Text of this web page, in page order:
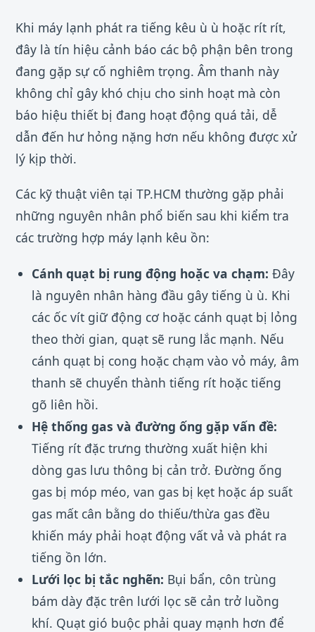
Khi máy lạnh phát ra tiếng kêu ù ù hoặc rít rít,
đây là tín hiệu cảnh báo các bộ phận bên trong
đang gặp sự cố nghiêm trọng. Âm thanh này
không chỉ gây khó chịu cho sinh hoạt mà còn
báo hiệu thiết bị đang hoạt động quá tải, dễ
dẫn đến hư hỏng nặng hơn nếu không được xử
lý kịp thời.
Các kỹ thuật viên tại TP.HCM thường gặp phải
những nguyên nhân phổ biến sau khi kiểm tra
các trường hợp máy lạnh kêu ồn:
Cánh quạt bị rung động hoặc va chạm: Đây
là nguyên nhân hàng đầu gây tiếng ù ù. Khi
các ốc vít giữ động cơ hoặc cánh quạt bị lỏng
theo thời gian, quạt sẽ rung lắc mạnh. Nếu
cánh quạt bị cong hoặc chạm vào vỏ máy, âm
thanh sẽ chuyển thành tiếng rít hoặc tiếng
gõ liên hồi.
Hệ thống gas và đường ống gặp vấn đề:
Tiếng rít đặc trưng thường xuất hiện khi
dòng gas lưu thông bị cản trở. Đường ống
gas bị móp méo, van gas bị kẹt hoặc áp suất
gas mất cân bằng do thiếu/thừa gas đều
khiến máy phải hoạt động vất vả và phát ra
tiếng ồn lớn.
Lưới lọc bị tắc nghẽn: Bụi bẩn, côn trùng
bám dày đặc trên lưới lọc sẽ cản trở luồng
khí. Quạt gió buộc phải quay mạnh hơn để